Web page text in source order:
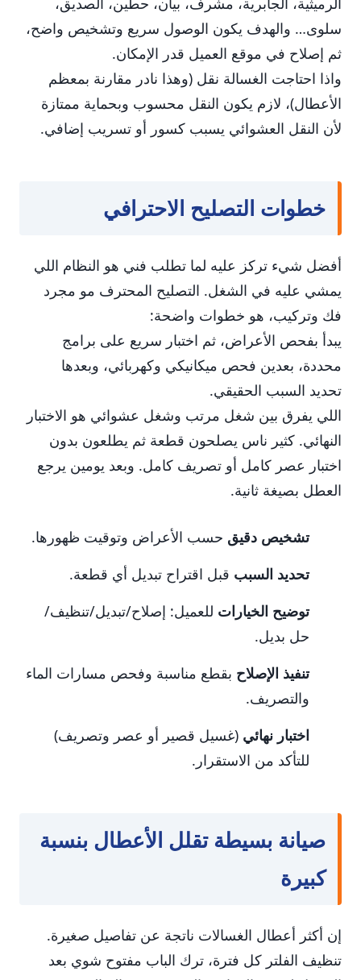
سلوى… والهدف يكون الوصول سريع وتشخيص واضح،
ثم إصلاح في موقع العميل قدر الإمكان.
واذا احتاجت الغسالة نقل (وهذا نادر مقارنة بمعظم
الأعطال)، لازم يكون النقل محسوب وبحماية ممتازة
لأن النقل العشوائي يسبب كسور أو تسريب إضافي.
خطوات التصليح الاحترافي
أفضل شيء تركز عليه لما تطلب فني هو النظام اللي
يمشي عليه في الشغل. التصليح المحترف مو مجرد
فك وتركيب، هو خطوات واضحة:
يبدأ بفحص الأعراض، ثم اختبار سريع على برامج
محددة، بعدين فحص ميكانيكي وكهربائي، وبعدها
تحديد السبب الحقيقي.
اللي يفرق بين شغل مرتب وشغل عشوائي هو الاختبار
النهائي. كثير ناس يصلحون قطعة ثم يطلعون بدون
اختبار عصر كامل أو تصريف كامل. وبعد يومين يرجع
العطل بصيغة ثانية.
تشخيص دقيق حسب الأعراض وتوقيت ظهورها.
تحديد السبب قبل اقتراح تبديل أي قطعة.
توضيح الخيارات للعميل: إصلاح/تبديل/تنظيف/
حل بديل.
تنفيذ الإصلاح بقطع مناسبة وفحص مسارات الماء
والتصريف.
اختبار نهائي (غسيل قصير أو عصر وتصريف)
للتأكد من الاستقرار.
صيانة بسيطة تقلل الأعطال بنسبة
كبيرة
إن أكثر أعطال الغسالات ناتجة عن تفاصيل صغيرة.
تنظيف الفلتر كل فترة، ترك الباب مفتوح شوي بعد